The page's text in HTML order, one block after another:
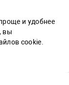
и удобнее
вы
cookie.